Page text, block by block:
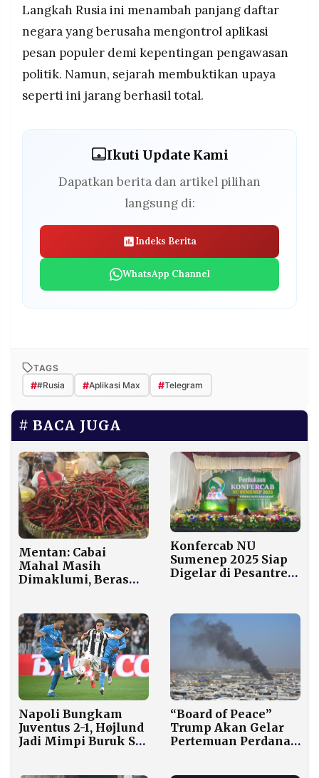
Langkah Rusia ini menambah panjang daftar
negara yang berusaha mengontrol aplikasi
pesan populer demi kepentingan pengawasan
politik. Namun, sejarah membuktikan upaya
seperti ini jarang berhasil total.
Ikuti Update Kami
Dapatkan berita dan artikel pilihan
langsung di:
Indeks Berita
WhatsApp Channel
TAGS
##Rusia #Aplikasi Max #Telegram
BACA JUGA
Mentan: Cabai
Mahal Masih
Dimaklumi, Beras
Konfercab NU
Sumenep 2025 Siap
Digelar di Pesantren
Napoli Bungkam
Juventus 2-1, Højlund
Jadi Mimpi Buruk Si
“Board of Peace”
Trump Akan Gelar
Pertemuan Perdana